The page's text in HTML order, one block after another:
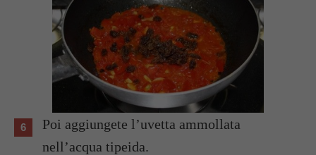
Poi aggiungete l’uvetta ammollata
nell’acqua tipeida.